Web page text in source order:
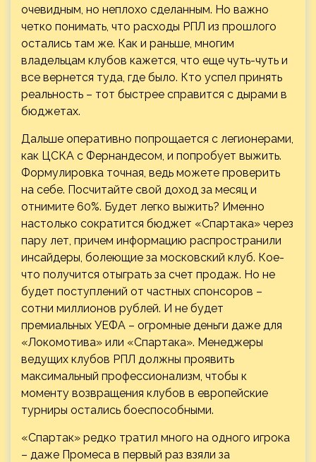
очевидным, но неплохо сделанным. Но важно
четко понимать, что расходы РПЛ из прошлого
остались там же. Как и раньше, многим
владельцам клубов кажется, что еще чуть-чуть и
все вернется туда, где было. Кто успел принять
реальность – тот быстрее справится с дырами в
бюджетах.
Дальше оперативно попрощается с легионерами,
как ЦСКА с Фернандесом, и попробует выжить.
Формулировка точная, ведь можете проверить
на себе. Посчитайте свой доход за месяц и
отнимите 60%. Будет легко выжить? Именно
настолько сократится бюджет «Спартака» через
пару лет, причем информацию распространили
инсайдеры, болеющие за московский клуб. Кое-
что получится отыграть за счет продаж. Но не
будет поступлений от частных спонсоров –
сотни миллионов рублей. И не будет
премиальных УЕФА – огромные деньги даже для
«Локомотива» или «Спартака». Менеджеры
ведущих клубов РПЛ должны проявить
максимальный профессионализм, чтобы к
моменту возвращения клубов в европейские
турниры остались боеспособными.
«Спартак» редко тратил много на одного игрока
– даже Промеса в первый раз взяли за